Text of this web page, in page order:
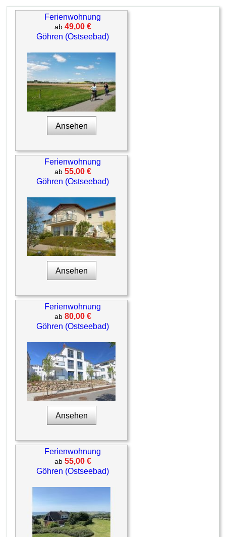
Ferienwohnung
ab 49,00 €
Göhren (Ostseebad)
Ansehen
Ferienwohnung
ab 55,00 €
Göhren (Ostseebad)
Ansehen
Ferienwohnung
ab 80,00 €
Göhren (Ostseebad)
Ansehen
Ferienwohnung
ab 55,00 €
Göhren (Ostseebad)